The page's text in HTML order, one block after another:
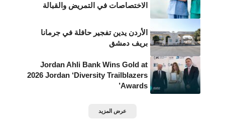
الاختصاصات في التمريض والقبالة
الأردن يدين تفجير حافلة في جرمانا
بريف دمشق
Jordan Ahli Bank Wins Gold at
2026 Jordan ‘Diversity Trailblazers
Awards’
عرض المزيد